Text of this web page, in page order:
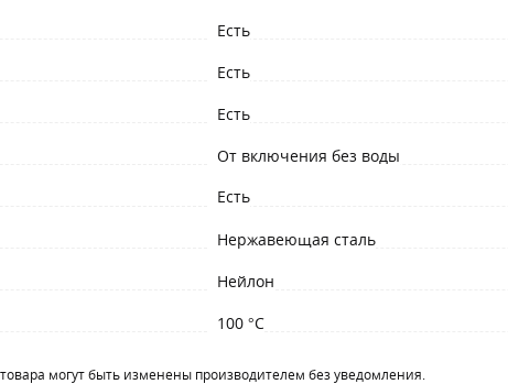
Есть
Есть
Есть
От включения без воды
Есть
Нержавеющая сталь
Нейлон
100 °C
могут быть изменены производителем без уведомления.